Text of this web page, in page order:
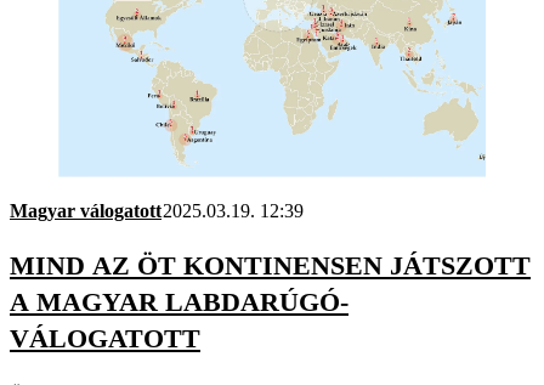
Magyar válogatott2025.03.19. 12:39
MIND AZ ÖT KONTINENSEN JÁTSZOTT
A MAGYAR LABDARÚGÓ-
VÁLOGATOTT